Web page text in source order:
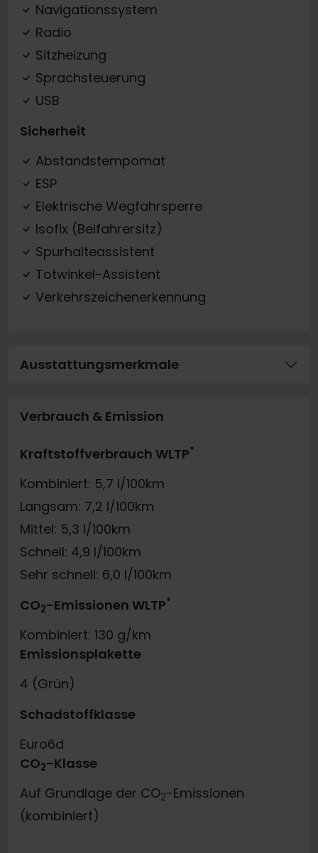
Navigationssystem
Radio
Sitzheizung
Sprachsteuerung
USB
Sicherheit
Abstandstempomat
ESP
Elektrische Wegfahrsperre
Isofix (Beifahrersitz)
Spurhalteassistent
Totwinkel-Assistent
Verkehrszeichenerkennung
Ausstattungsmerkmale
Verbrauch & Emission
Kraftstoffverbrauch WLTP*
Kombiniert: 5,7 l/100km
Langsam: 7,2 l/100km
Mittel: 5,3 l/100km
Schnell: 4,9 l/100km
Sehr schnell: 6,0 l/100km
CO2-Emissionen WLTP*
Kombiniert: 130 g/km
Emissionsplakette
4 (Grün)
Schadstoffklasse
Euro6d
CO2-Klasse
Auf Grundlage der CO2-Emissionen
(kombiniert)